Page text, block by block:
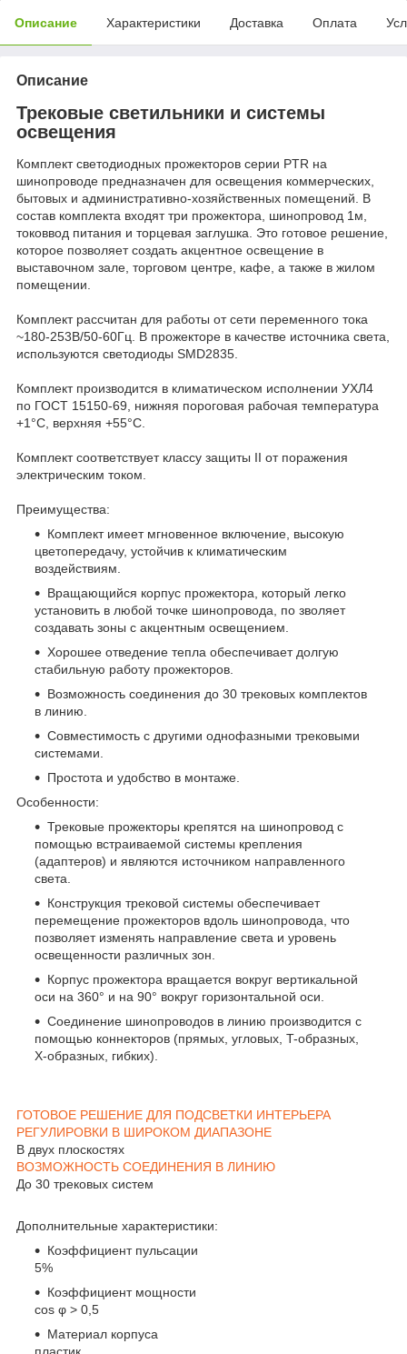
Описание Характеристики Доставка Оплата
Описание
Трековые светильники и системы
освещения
Комплект светодиодных прожекторов серии PTR на
шинопроводе предназначен для освещения коммерческих,
бытовых и административно-хозяйственных помещений. В
состав комплекта входят три прожектора, шинопровод 1м,
токоввод питания и торцевая заглушка. Это готовое решение,
которое позволяет создать акцентное освещение в
выставочном зале, торговом центре, кафе, а также в жилом
помещении.
Комплект рассчитан для работы от сети переменного тока
~180-253В/50-60Гц. В прожекторе в качестве источника света,
используются светодиоды SMD2835.
Комплект производится в климатическом исполнении УХЛ4
по ГОСТ 15150-69, нижняя пороговая рабочая температура
+1°C, верхняя +55°C.
Комплект соответствует классу защиты II от поражения
электрическим током.
Преимущества:
Комплект имеет мгновенное включение, высокую
цветопередачу, устойчив к климатическим
воздействиям.
Вращающийся корпус прожектора, который легко
установить в любой точке шинопровода, по зволяет
создавать зоны с акцентным освещением.
Хорошее отведение тепла обеспечивает долгую
стабильную работу прожекторов.
Возможность соединения до 30 трековых комплектов
в линию.
Совместимость с другими однофазными трековыми
системами.
Простота и удобство в монтаже.
Особенности:
Трековые прожекторы крепятся на шинопровод с
помощью встраиваемой системы крепления
(адаптеров) и являются источником направленного
света.
Конструкция трековой системы обеспечивает
перемещение прожекторов вдоль шинопровода, что
позволяет изменять направление света и уровень
освещенности различных зон.
Корпус прожектора вращается вокруг вертикальной
оси на 360° и на 90° вокруг горизонтальной оси.
Соединение шинопроводов в линию производится с
помощью коннекторов (прямых, угловых, T-образных,
X-образных, гибких).
ГОТОВОЕ РЕШЕНИЕ ДЛЯ ПОДСВЕТКИ ИНТЕРЬЕРА
РЕГУЛИРОВКИ В ШИРОКОМ ДИАПАЗОНЕ
В двух плоскостях
ВОЗМОЖНОСТЬ СОЕДИНЕНИЯ В ЛИНИЮ
До 30 трековых систем
Дополнительные характеристики:
Коэффициент пульсации
5%
Коэффициент мощности
cos φ > 0,5
Материал корпуса